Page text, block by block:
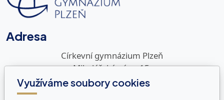
Adresa
Církevní gymnázium Plzeň
Mikulášské nám. 15
326 00 Plzeň
Využíváme soubory cookies